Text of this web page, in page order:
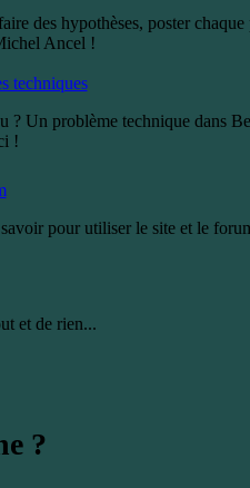
des hypothèses, poster
Ancel !
techniques
? Un problème technique dans
!
pour utiliser le site et le
et de rien...
?